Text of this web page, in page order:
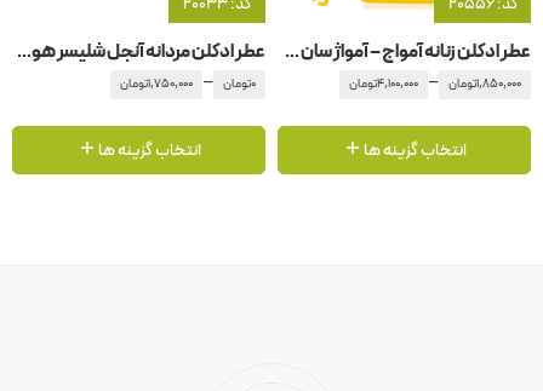
کد: 20556
عطر ادکلن زنانه آمواج – آمواژ سان شاین
1,850,000تومان –
4,100,000تومان
انتخاب گزینه ها
کد: 20033
عطر ادکلن مردانه آنجل شلیسر هوم اورینتال ادیشن
0تومان –
1,750,000تومان
انتخاب گزینه ها